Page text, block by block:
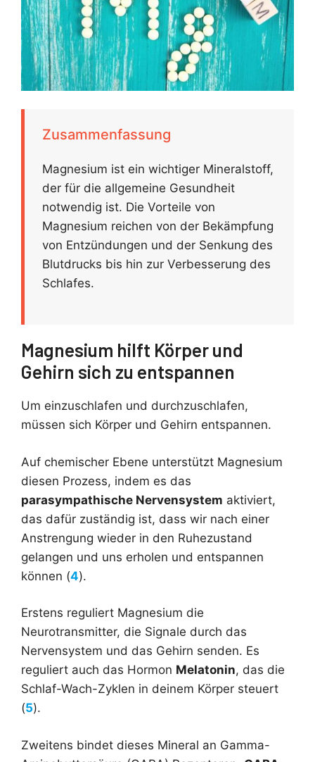
Zusammenfassung
Magnesium ist ein wichtiger Mineralstoff,
der für die allgemeine Gesundheit
notwendig ist. Die Vorteile von
Magnesium reichen von der Bekämpfung
von Entzündungen und der Senkung des
Blutdrucks bis hin zur Verbesserung des
Schlafes.
Magnesium hilft Körper und
Gehirn sich zu entspannen
Um einzuschlafen und durchzuschlafen,
müssen sich Körper und Gehirn entspannen.
Auf chemischer Ebene unterstützt Magnesium
diesen Prozess, indem es das
parasympathische Nervensystem aktiviert,
das dafür zuständig ist, dass wir nach einer
Anstrengung wieder in den Ruhezustand
gelangen und uns erholen und entspannen
können (4).
Erstens reguliert Magnesium die
Neurotransmitter, die Signale durch das
Nervensystem und das Gehirn senden. Es
reguliert auch das Hormon Melatonin, das die
Schlaf-Wach-Zyklen in deinem Körper steuert
(5).
Zweitens bindet dieses Mineral an Gamma-